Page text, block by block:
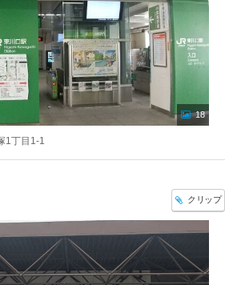
18
1丁目1-1
クリップ